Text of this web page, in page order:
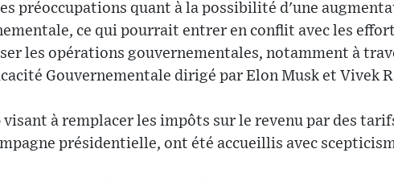
préoccupations quant à la possibilité d'une
ce qui pourrait entrer en conflit avec les
les opérations gouvernementales, notamment à
Gouvernementale dirigé par Elon Musk et Vivek
à remplacer les impôts sur le revenu par des
présidentielle, ont été accueillis avec